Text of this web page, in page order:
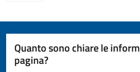
Quanto sono chiare le
pagina?